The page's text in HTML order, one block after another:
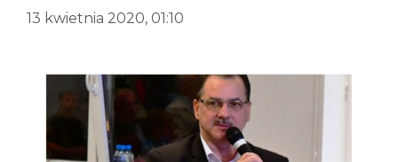
13 kwietnia 2020, 01:10